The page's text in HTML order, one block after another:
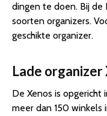
dingen te doen. Bij de
soorten organizers.
geschikte organizer.
Lade organizer
De Xenos is opgericht
meer dan 150 winkels